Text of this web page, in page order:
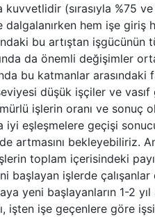
(sırasıyla %75 ve
hem işe giriş
bu artıştan işgücünün
da önemli değişimler
bu katmanlar
düşük işçiler ve
işlerin oranı ve sonuç
iyi eşleşmelere geçişi
artmasını bekleyebiliriz.
toplam içerisindeki
başlayan işlerde
yeni başlayanların 1-2
işten işe geçenlere göre